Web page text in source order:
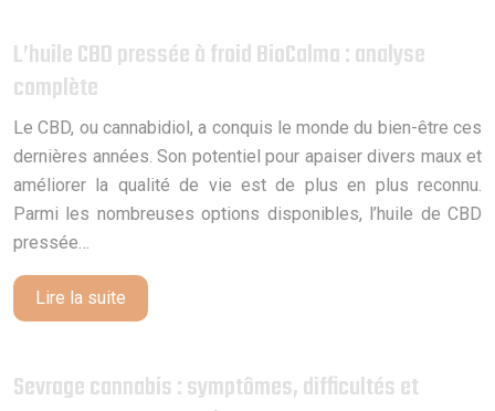
L’huile CBD pressée à froid BioCalma : analyse
complète
Le CBD, ou cannabidiol, a conquis le monde du bien-être ces
dernières années. Son potentiel pour apaiser divers maux et
améliorer la qualité de vie est de plus en plus reconnu.
Parmi les nombreuses options disponibles, l’huile de CBD
pressée…
Lire la suite
Sevrage cannabis : symptômes, difficultés et